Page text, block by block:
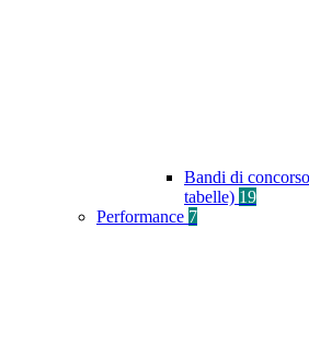
Bandi di
tabelle) 19
Performance 7